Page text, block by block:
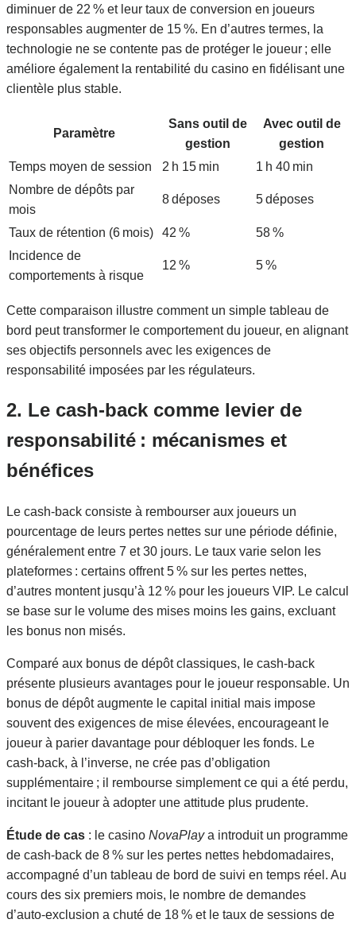
diminuer de 22 % et leur taux de conversion en joueurs
responsables augmenter de 15 %. En d’autres termes, la
technologie ne se contente pas de protéger le joueur ; elle
améliore également la rentabilité du casino en fidélisant une
clientèle plus stable.
Paramètre
Sans outil de
gestion
Avec outil de
gestion
Temps moyen de session
2 h 15 min
1 h 40 min
Nombre de dépôts par
mois
8 déposes 5 déposes
Taux de rétention (6 mois) 42 %
58 %
Incidence de
comportements à risque
12 % 5 %
Cette comparaison illustre comment un simple tableau de
bord peut transformer le comportement du joueur, en alignant
ses objectifs personnels avec les exigences de
responsabilité imposées par les régulateurs.
2. Le cash‑back comme levier de
responsabilité : mécanismes et
bénéfices
Le cash‑back consiste à rembourser aux joueurs un
pourcentage de leurs pertes nettes sur une période définie,
généralement entre 7 et 30 jours. Le taux varie selon les
plateformes : certains offrent 5 % sur les pertes nettes,
d’autres montent jusqu’à 12 % pour les joueurs VIP. Le calcul
se base sur le volume des mises moins les gains, excluant
les bonus non misés.
Comparé aux bonus de dépôt classiques, le cash‑back
présente plusieurs avantages pour le joueur responsable. Un
bonus de dépôt augmente le capital initial mais impose
souvent des exigences de mise élevées, encourageant le
joueur à parier davantage pour débloquer les fonds. Le
cash‑back, à l’inverse, ne crée pas d’obligation
supplémentaire ; il rembourse simplement ce qui a été perdu,
incitant le joueur à adopter une attitude plus prudente.
Étude de cas : le casino NovaPlaya introduit un programme
de cash‑back de 8 % sur les pertes nettes hebdomadaires,
accompagné d’un tableau de bord de suivi en temps réel. Au
cours des six premiers mois, le nombre de demandes
d’auto‑exclusion a chuté de 18 % et le taux de sessions de